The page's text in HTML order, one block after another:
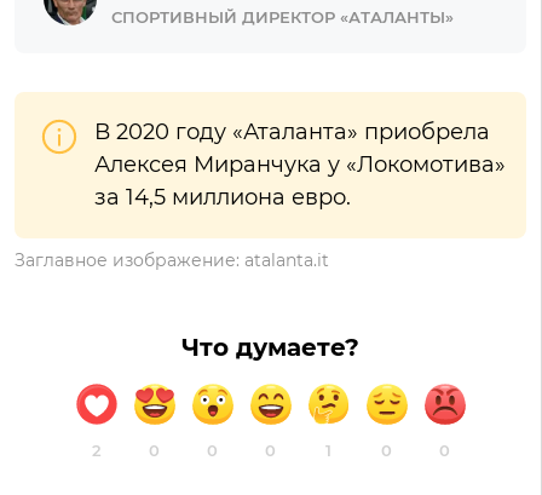
СПОРТИВНЫЙ ДИРЕКТОР «АТАЛАНТЫ»
В 2020 году «Аталанта» приобрела
Алексея Миранчука у «Локомотива»
за 14,5 миллиона евро.
Заглавное изображение: atalanta.it
Что думаете?
2 0 0 0 1 0 0